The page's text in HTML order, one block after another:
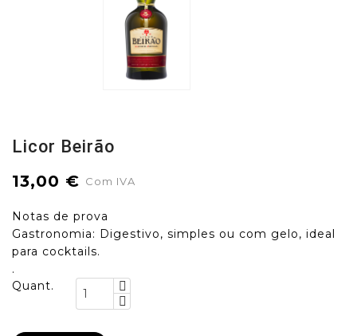
Licor Beirão
13,00 € Com IVA
Notas de prova
Gastronomia: Digestivo, simples ou com gelo, ideal
para cocktails.
.
Quant.